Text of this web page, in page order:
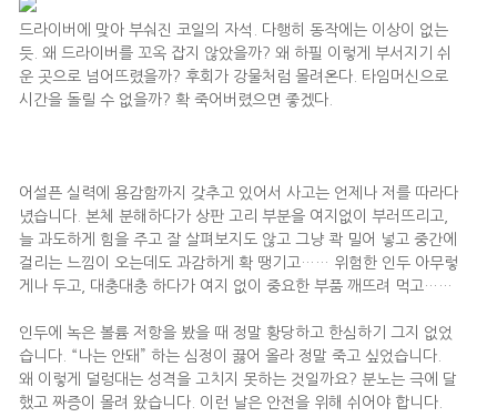
드라이버에 맞아 부숴진 코일의 자석. 다행히 동작에는 이상이 없는
듯. 왜 드라이버를 꼬옥 잡지 않았을까? 왜 하필 이렇게 부서지기 쉬
운 곳으로 넘어뜨렸을까? 후회가 강물처럼 몰려온다. 타임머신으로
시간을 돌릴 수 없을까? 확 죽어버렸으면 좋겠다.
어설픈 실력에 용감함까지 갖추고 있어서 사고는 언제나 저를 따라다
녔습니다. 본체 분해하다가 상판 고리 부분을 여지없이 부러뜨리고,
늘 과도하게 힘을 주고 잘 살펴보지도 않고 그냥 콱 밀어 넣고 중간에
걸리는 느낌이 오는데도 과감하게 확 땡기고…… 위험한 인두 아무렇
게나 두고, 대충대충 하다가 여지 없이 중요한 부품 깨뜨려 먹고……
인두에 녹은 볼륨 저항을 봤을 때 정말 황당하고 한심하기 그지 없었
습니다. “나는 안돼” 하는 심정이 끓어 올라 정말 죽고 싶었습니다.
왜 이렇게 덜렁대는 성격을 고치지 못하는 것일까요? 분노는 극에 달
했고 짜증이 몰려 왔습니다. 이런 날은 안전을 위해 쉬어야 합니다.